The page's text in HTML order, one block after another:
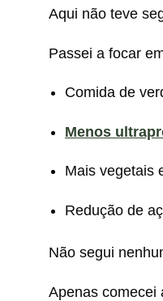
Aqui não teve
Passei a focar
Comida de
Menos
Mais vegetais
Redução de
Não segui
Apenas comecei